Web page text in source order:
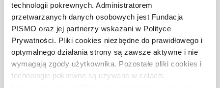
technologii pokrewnych. Administratorem
przetwarzanych danych osobowych jest Fundacja
PISMO oraz jej partnerzy wskazani w Polityce
Prywatności. Pliki cookies niezbędne do prawidłowego i
optymalnego działania strony są zawsze aktywne i nie
wymagają zgody użytkownika. Pozostałe pliki cookies i
technologie pokrewne są używane w celach:
Copyright © Fundacja Pismo